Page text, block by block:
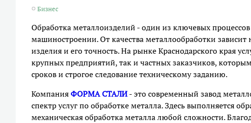
Бизнес
Обработка металлоизделий - один из ключевых
машиностроении. От качества металлообработки
изделия и его точность. На рынке Краснодарского края
крупных предприятий, так и частных заказчиков,
сроков и строгое следование техническому заданию.
КомпанияФОРМА СТАЛИ- это современный завод
спектр услуг по обработке металла. Здесь выполняется
механическая обработка металла любой сложности.